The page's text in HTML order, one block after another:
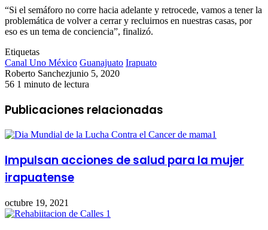
“Si el semáforo no corre hacia adelante y retrocede, vamos a tener la
problemática de volver a cerrar y recluirnos en nuestras casas, por
eso es un tema de conciencia”, finalizó.
Etiquetas
Canal Uno México Guanajuato Irapuato
Roberto Sanchezjunio 5, 2020
56 1 minuto de lectura
Publicaciones relacionadas
Impulsan acciones de salud para la mujer
irapuatense
octubre 19, 2021